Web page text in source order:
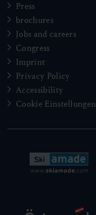
Press
brochures
Jobs and careers
Congress
Imprint
Privacy Policy
Accessibility
Cookie Einstellungen